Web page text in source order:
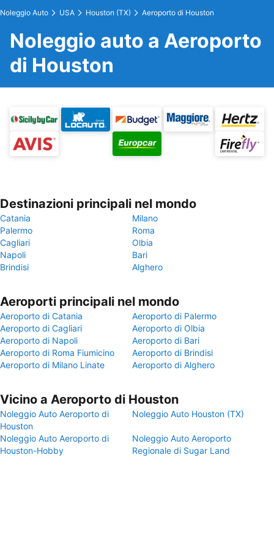
Noleggio Auto USA Houston (TX) Aeroporto di Houston
Noleggio auto a Aeroporto
di Houston
Destinazioni principali nel mondo
Catania
Milano
Palermo
Roma
Cagliari
Olbia
Napoli
Bari
Brindisi
Alghero
Aeroporti principali nel mondo
Aeroporto di Catania
Aeroporto di Palermo
Aeroporto di Cagliari
Aeroporto di Olbia
Aeroporto di Napoli
Aeroporto di Bari
Aeroporto di Roma Fiumicino
Aeroporto di Brindisi
Aeroporto di Milano Linate
Aeroporto di Alghero
Vicino a Aeroporto di Houston
Noleggio Auto Aeroporto di
Houston
Noleggio Auto Houston (TX)
Noleggio Auto Aeroporto di
Houston-Hobby
Noleggio Auto Aeroporto
Regionale di Sugar Land